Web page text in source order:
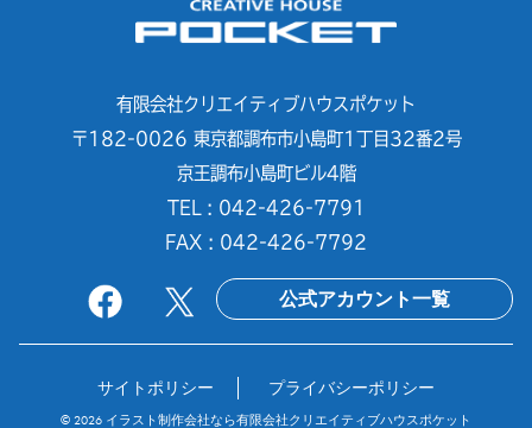
有限会社クリエイティブハウスポケット
〒182-0026 東京都調布市小島町1丁目32番2号
京王調布小島町ビル4階
TEL : 042-426-7791
FAX : 042-426-7792
公式アカウント一覧
サイトポリシー プライバシーポリシー
© 2026 イラスト制作会社なら有限会社クリエイティブハウスポケット